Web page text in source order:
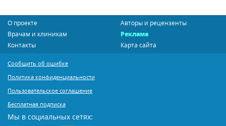
О проекте
Авторы и рецензенты
Врачам и клиникам
Реклама
Контакты
Карта сайта
Сообщить об ошибке
Политика конфиденциальности
Пользовательское соглашение
Бесплатная подписка
Мы в социальных сетях: